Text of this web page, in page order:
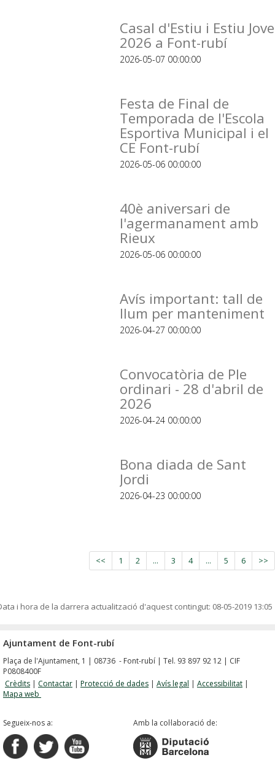
Casal d'Estiu i Estiu Jove
2026 a Font-rubí
2026-05-07 00:00:00
Festa de Final de
Temporada de l'Escola
Esportiva Municipal i el
CE Font-rubí
2026-05-06 00:00:00
40è aniversari de
l'agermanament amb
Rieux
2026-05-06 00:00:00
Avís important: tall de
llum per manteniment
2026-04-27 00:00:00
Convocatòria de Ple
ordinari - 28 d'abril de
2026
2026-04-24 00:00:00
Bona diada de Sant
Jordi
2026-04-23 00:00:00
<< 1 2 ... 3 4 ... 5 6 >>
i hora de la darrera actualització d'aquest contingut: 08-05-2019 13:05
Ajuntament de Font-rubí
Plaça de l'Ajuntament, 1 | 08736 - Font-rubí | Tel. 93 897 92 12 | CIF
P0808400F
Crèdits | Contactar | Protecció de dades | Avís legal | Accessibilitat |
Mapa web
Segueix-nos a: Amb la col·laboració de: